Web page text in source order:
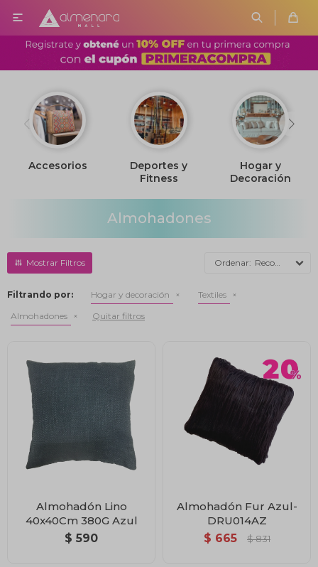

Deportes y
Decoración
Almohadones
Recomendados
Filtrando por: Hogar y decoración
Textiles
Almohadones
Quitar filtros
Almohadón Lino
40x40Cm 380G Azul
$ 590
Almohadón Fur Azul-
DRU014AZ
$ 665 $ 831